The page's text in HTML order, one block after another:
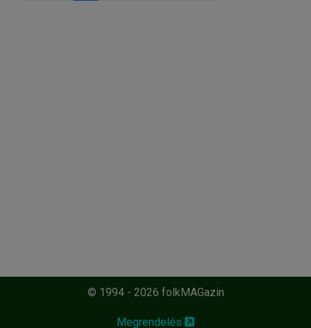
© 1994 - 2026 folkMAGazin
Megrendelés